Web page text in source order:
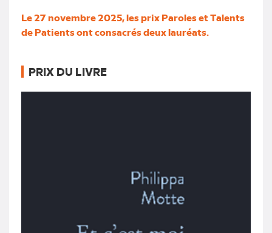
Le 27 novembre 2025, les prix Paroles et Talents
de Patients ont consacrés deux lauréats.
PRIX DU LIVRE